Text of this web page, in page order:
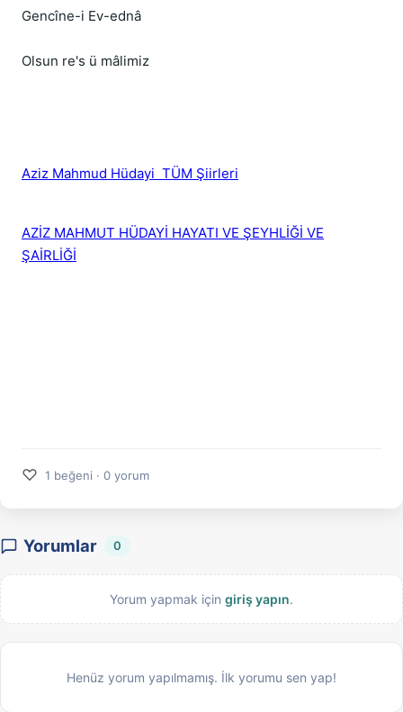
Gencîne-i Ev-ednâ
Olsun re's ü mâlimiz
Aziz Mahmud Hüdayi TÜM Şiirleri
AZİZ MAHMUT HÜDAYİ HAYATI VE ŞEYHLİĞİ VE
ŞAİRLİĞİ
♡ 1 beğeni · 0 yorum
Yorumlar 0
Yorum yapmak için giriş yapın.
Henüz yorum yapılmamış. İlk yorumu sen yap!